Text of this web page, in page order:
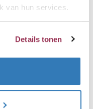
van hun services.
Details tonen
kokendwater
is hij weer